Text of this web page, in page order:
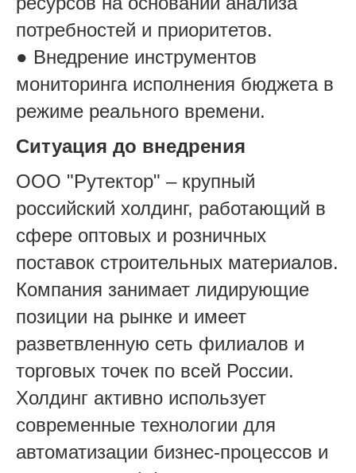
потребностей и приоритетов.
● Внедрение инструментов
мониторинга исполнения бюджета в
режиме реального времени.
Ситуация до внедрения
ООО "Рутектор" – крупный
российский холдинг, работающий в
сфере оптовых и розничных
поставок строительных материалов.
Компания занимает лидирующие
позиции на рынке и имеет
разветвленную сеть филиалов и
торговых точек по всей России.
Холдинг активно использует
современные технологии для
автоматизации бизнес-процессов и